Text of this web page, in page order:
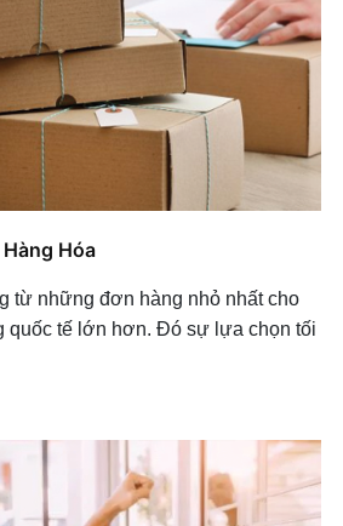
Hóa
từ những đơn hàng nhỏ nhất cho
quốc tế lớn hơn. Đó sự lựa chọn tối